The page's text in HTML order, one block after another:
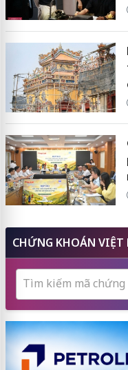
CHỨNG KHOÁN VIỆT
Tìm kiếm mã chứng